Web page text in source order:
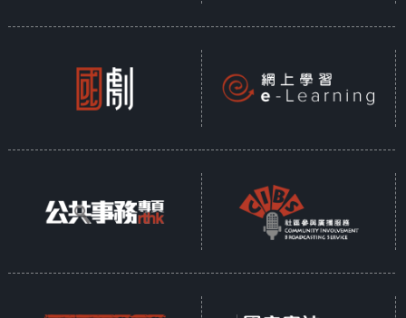
the deep freeze again, how might
we as a species cope? Steve goes in
search of answers and meets a
survival expert who understands the
where they are preparing for
doomsday. She’s at an underground
bunker beneath the ice that is
working on ensuring a means for
humanity to survive after an